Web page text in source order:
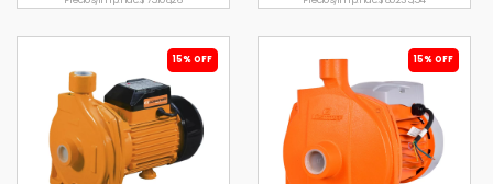
15% OFF 15% OFF